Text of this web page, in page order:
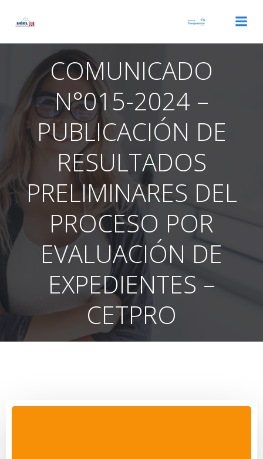
COMUNICADO
N°015-2024 –
PUBLICACIÓN DE
RESULTADOS
PRELIMINARES DEL
PROCESO POR
EVALUACIÓN DE
EXPEDIENTES –
CETPRO